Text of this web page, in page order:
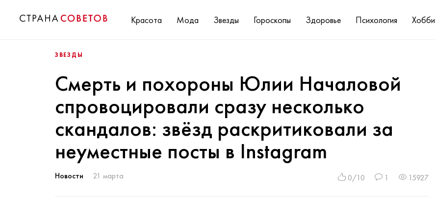
Красота Мода Звезды Гороскопы Здоровье Психология Хобби
ЗВЕЗДЫ
Смерть и похороны Юлии Началовой
спровоцировали сразу несколько
скандалов: звёзд раскритиковали за
неуместные посты в Instagram
Новости 21 марта 0/10 1 15927